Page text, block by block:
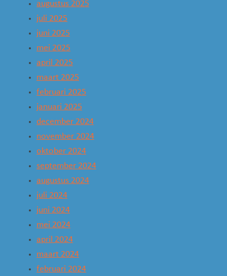
augustus 2025
juli 2025
juni 2025
mei 2025
april 2025
maart 2025
februari 2025
januari 2025
december 2024
november 2024
oktober 2024
september 2024
augustus 2024
juli 2024
juni 2024
mei 2024
april 2024
maart 2024
februari 2024